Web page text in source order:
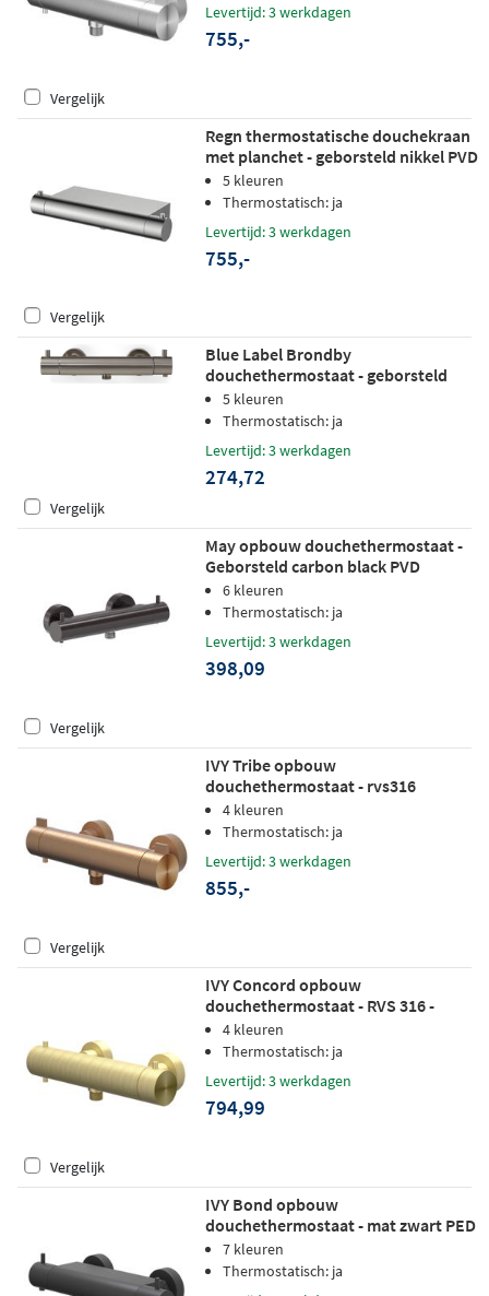
Levertijd: 3 werkdagen
755,-
Vergelijk
Regn thermostatische douchekraan
met planchet - geborsteld nikkel PVD
5 kleuren
Thermostatisch: ja
Levertijd: 3 werkdagen
755,-
Vergelijk
Blue Label Brondby
douchethermostaat - geborsteld
nikkel PVD
5 kleuren
Thermostatisch: ja
Levertijd: 3 werkdagen
274,72
Vergelijk
May opbouw douchethermostaat -
Geborsteld carbon black PVD
6 kleuren
Thermostatisch: ja
Levertijd: 3 werkdagen
398,09
Vergelijk
IVY Tribe opbouw
douchethermostaat - rvs316
geborsteld mat koper PVD
4 kleuren
Thermostatisch: ja
Levertijd: 3 werkdagen
855,-
Vergelijk
IVY Concord opbouw
douchethermostaat - RVS 316 -
geborsteld mat goud PVD
4 kleuren
Thermostatisch: ja
Levertijd: 3 werkdagen
794,99
Vergelijk
IVY Bond opbouw
douchethermostaat - mat zwart PED
7 kleuren
Thermostatisch: ja